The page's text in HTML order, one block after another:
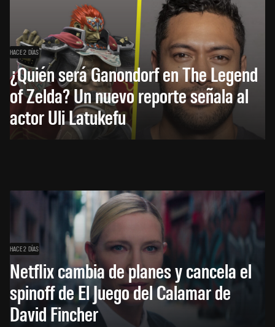
HACE 2 DÍAS
¿Quién será Ganondorf en The Legend
of Zelda? Un nuevo reporte señala al
actor Uli Latukefu
HACE 2 DÍAS
Netflix cambia de planes y cancela el
spinoff de El Juego del Calamar de
David Fincher